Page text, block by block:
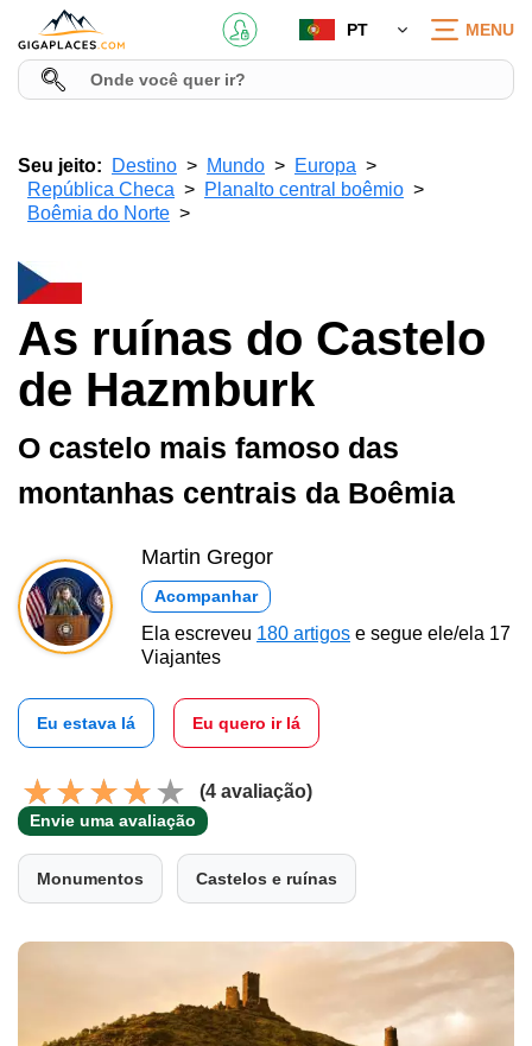
PT MENU
Seu jeito: Destino Mundo
Europa
República Checa
Planalto central boêmio
Boêmia do Norte
As ruínas do Castelo
de Hazmburk
O castelo mais famoso das
montanhas centrais da Boêmia
Martin Gregor
Acompanhar
Ela escreveu 180 artigos e segue ele/ela 17
Viajantes
Eu estava lá Eu quero ir lá
(4 avaliação)
Envie uma avaliação
Monumentos Castelos e ruínas